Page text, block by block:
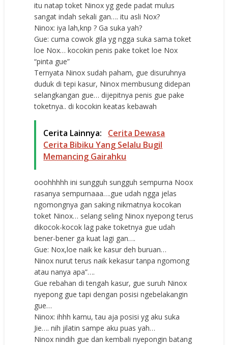
itu natap toket Ninox yg gede padat mulus
sangat indah sekali gan…. itu asli Nox?
Ninox: iya lah,knp ? Ga suka yah?
Gue: cuma cowok gila yg ngga suka sama toket
loe Nox… kocokin penis pake toket loe Nox
“pinta gue”
Ternyata Ninox sudah paham, gue disuruhnya
duduk di tepi kasur, Ninox membusung didepan
selangkangan gue… dijepitnya penis gue pake
toketnya.. di kocokin keatas kebawah
Cerita Lainnya:
Cerita Dewasa
Cerita Bibiku Yang Selalu Bugil
Memancing Gairahku
ooohhhhh ini sungguh sungguh sempurna Noox
rasanya sempurnaaa….gue udah ngga jelas
ngomongnya gan saking nikmatnya kocokan
toket Ninox… selang seling Ninox nyepong terus
dikocok-kocok lag pake toketnya gue udah
bener-bener ga kuat lagi gan….
Gue: Nox,loe naik ke kasur deh buruan…
Ninox nurut terus naik kekasur tanpa ngomong
atau nanya apa”….
Gue rebahan di tengah kasur, gue suruh Ninox
nyepong gue tapi dengan posisi ngebelakangin
gue…
Ninox: ihhh kamu, tau aja posisi yg aku suka
Jie…. nih jilatin sampe aku puas yah…
Ninox nindih gue dan kembali nyepongin batang